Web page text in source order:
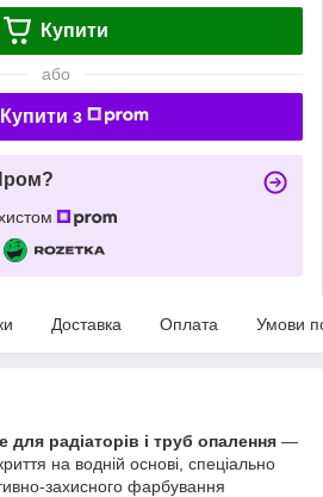
Купити
або
Купити з
Доставка Оплата Умови
для радіаторів і труб опалення —
на водній основі, спеціально
захисного фарбування